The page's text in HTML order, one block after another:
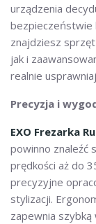
urządzenia
bezpieczeństwie
znajdziesz
jak i
realnie
Precyzja i
EXO Frezarka
powinno znaleźć
prędkości aż do
precyzyjne
stylizacji.
zapewnia